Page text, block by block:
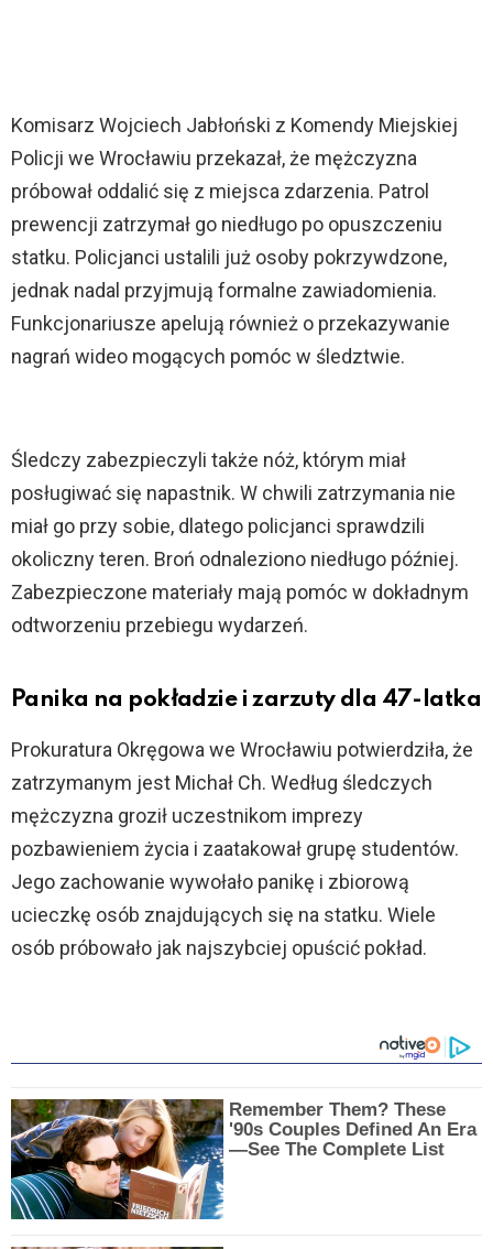
Komisarz Wojciech Jabłoński z Komendy Miejskiej
Policji we Wrocławiu przekazał, że mężczyzna
próbował oddalić się z miejsca zdarzenia. Patrol
prewencji zatrzymał go niedługo po opuszczeniu
statku. Policjanci ustalili już osoby pokrzywdzone,
jednak nadal przyjmują formalne zawiadomienia.
Funkcjonariusze apelują również o przekazywanie
nagrań wideo mogących pomóc w śledztwie.
Śledczy zabezpieczyli także nóż, którym miał
posługiwać się napastnik. W chwili zatrzymania nie
miał go przy sobie, dlatego policjanci sprawdzili
okoliczny teren. Broń odnaleziono niedługo później.
Zabezpieczone materiały mają pomóc w dokładnym
odtworzeniu przebiegu wydarzeń.
Panika na pokładzie i zarzuty dla 47-latka
Prokuratura Okręgowa we Wrocławiu potwierdziła, że
zatrzymanym jest Michał Ch. Według śledczych
mężczyzna groził uczestnikom imprezy
pozbawieniem życia i zaatakował grupę studentów.
Jego zachowanie wywołało panikę i zbiorową
ucieczkę osób znajdujących się na statku. Wiele
osób próbowało jak najszybciej opuścić pokład.
Remember Them? These
'90s Couples Defined An Era
—See The Complete List